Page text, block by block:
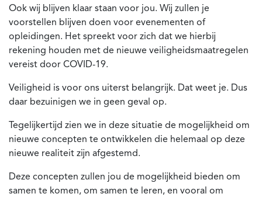
Ook wij blijven klaar staan voor jou. Wij zullen je
voorstellen blijven doen voor evenementen of
opleidingen. Het spreekt voor zich dat we hierbij
rekening houden met de nieuwe veiligheidsmaatregelen
vereist door COVID-19.
Veiligheid is voor ons uiterst belangrijk. Dat weet je. Dus
daar bezuinigen we in geen geval op.
Tegelijkertijd zien we in deze situatie de mogelijkheid om
nieuwe concepten te ontwikkelen die helemaal op deze
nieuwe realiteit zijn afgestemd.
Deze concepten zullen jou de mogelijkheid bieden om
samen te komen, om samen te leren, en vooral om